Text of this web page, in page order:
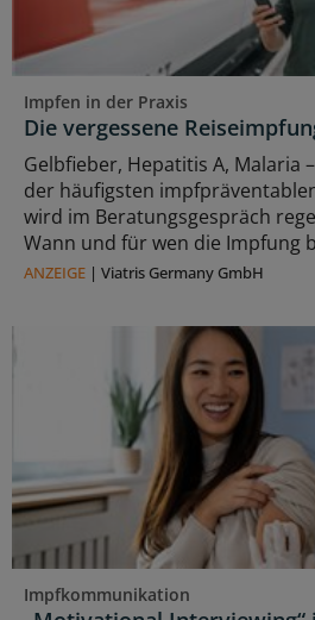
Impfen in der Praxis
Die vergessene
Gelbfieber, Hepatitis A, Malaria
der häufigsten
wird im Beratungsgespräch
Wann und für wen die Impfung
ANZEIGE | Viatris Germany GmbH
Impfkommunikation